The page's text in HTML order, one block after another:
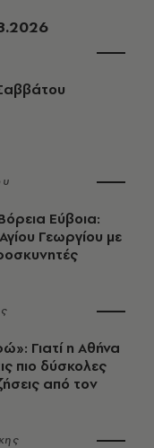
Εύβοια:
Γεωργίου με
Γιατί η Αθήνα
πιο δύσκολες
από τον